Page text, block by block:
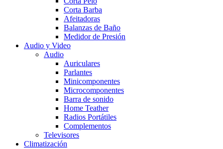
Corta Barba
Afeitadoras
Balanzas de Baño
Medidor de Presión
Audio y Video
Audio
Auriculares
Parlantes
Minicomponentes
Microcomponentes
Barra de sonido
Home Teather
Radios Portátiles
Complementos
Televisores
Climatización